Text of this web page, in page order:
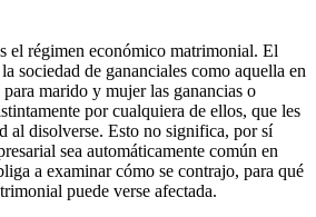
el régimen económico matrimonial. El
sociedad de gananciales como aquella en
marido y mujer las ganancias o
por cualquiera de ellos, que les
al disolverse. Esto no significa, por sí
sea automáticamente común en
a examinar cómo se contrajo, para qué
puede verse afectada.